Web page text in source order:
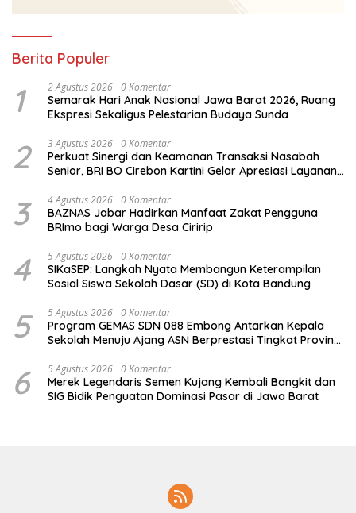
Berita Populer
1 2 Agustus 2026 0 Komentar
Semarak Hari Anak Nasional Jawa Barat 2026, Ruang
Ekspresi Sekaligus Pelestarian Budaya Sunda
2 3 Agustus 2026 0 Komentar
Perkuat Sinergi dan Keamanan Transaksi Nasabah
Senior, BRI BO Cirebon Kartini Gelar Apresiasi Layanan
3 4 Agustus 2026 0 Komentar
BAZNAS Jabar Hadirkan Manfaat Zakat Pengguna
BRImo bagi Warga Desa Ciririp
4 5 Agustus 2026 0 Komentar
SIKaSEP: Langkah Nyata Membangun Keterampilan
Sosial Siswa Sekolah Dasar (SD) di Kota Bandung
5 5 Agustus 2026 0 Komentar
Program GEMAS SDN 088 Embong Antarkan Kepala
Sekolah Menuju Ajang ASN Berprestasi Tingkat Provinsi
6 5 Agustus 2026 0 Komentar
Merek Legendaris Semen Kujang Kembali Bangkit dan
SIG Bidik Penguatan Dominasi Pasar di Jawa Barat